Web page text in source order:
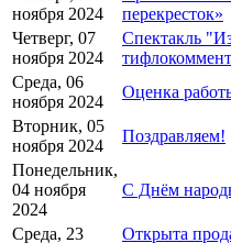
ноября 2024
перекресток»
Четверг, 07
ноября 2024
Спектакль
Среда, 06
ноября 2024
Оценка
Вторник, 05
ноября 2024
Поздравляем!
Понедельник,
04 ноября
2024
С Днём
Среда, 23
Открыта